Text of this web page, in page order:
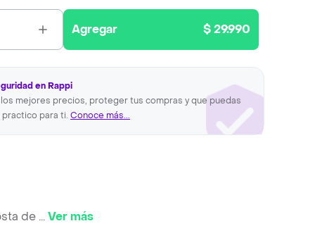
Agregar $ 29.990
en Rappi
mejores precios, proteger tus compras y que puedas
para ti. Conoce más...
de ...Ver más